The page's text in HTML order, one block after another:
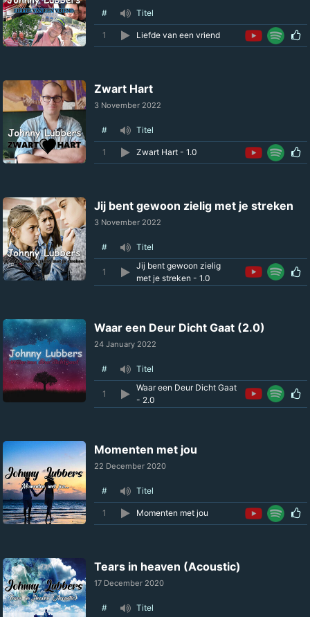
# Titel
1 Liefde van een vriend
Zwart Hart
3 November 2022
# Titel
1 Zwart Hart - 1.0
Jij bent gewoon zielig met je streken
3 November 2022
# Titel
1
Jij bent gewoon zielig
met je streken - 1.0
Waar een Deur Dicht Gaat (2.0)
24 January 2022
# Titel
1
Waar een Deur Dicht Gaat
- 2.0
Momenten met jou
22 December 2020
# Titel
1 Momenten met jou
Tears in heaven (Acoustic)
17 December 2020
# Titel